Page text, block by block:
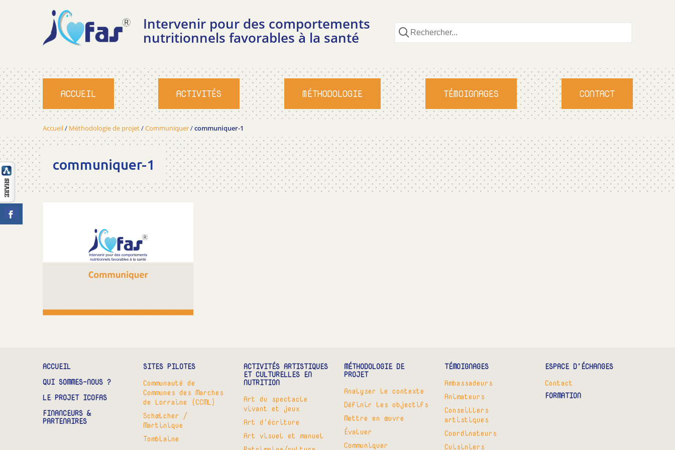
Intervenir pour des comportements
nutritionnels favorables à la santé
ACCUEIL ACTIVITÉS MÉTHODOLOGIE TÉMOIGNAGES CONTACT
Accueil/ Méthodologie de projet/Communiquer/communiquer-1
communiquer-1
ACCUEIL
QUI SOMMES-NOUS ?
LE PROJET ICOFAS
FINANCEURS &
PARTENAIRES
SITES PILOTES
Communauté de
Communes des Marches
de Lorraine (CCML)
Schœlcher /
Martinique
Tomblaine
ACTIVITÉS ARTISTIQUES
ET CULTURELLES EN
NUTRITION
Art du spectacle
vivant et jeux
Art d’écriture
Art visuel et manuel
MÉTHODOLOGIE DE
PROJET
Analyser le contexte
Définir les objectifs
Mettre en œuvre
Évaluer
Communiquer
TÉMOIGNAGES
Ambassadeurs
Animateurs
Conseillers
artistiques
Coordinateurs
Cuisiniers
ESPACE D’ÉCHANGES
Contact
FORMATION